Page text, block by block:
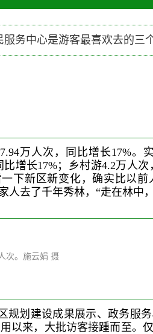
务中心是游客最喜欢去的三
万人次，同比增长17%。
增长17%；乡村游4.2万人
下新区新变化，确实比以
人去了千年秀林，“走在林中
次。施云娟 摄
规划建设成果展示、政务服
以来，大批访客接踵而至。